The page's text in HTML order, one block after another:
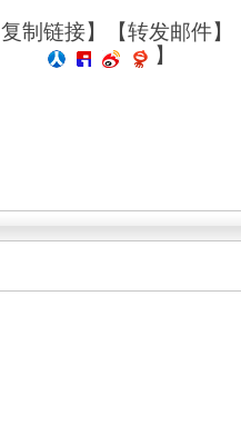
复制链接】【转发邮件】
】